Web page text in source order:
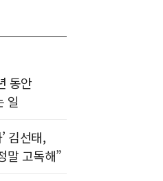
동안
일
김선태,
말 고독해”